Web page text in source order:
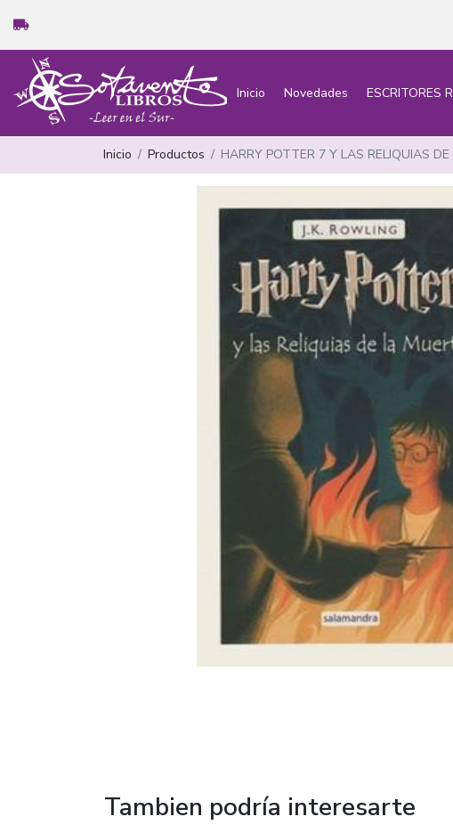
Inicio Novedades ESCRITORES
Inicio Productos HARRY POTTER 7 Y LAS RELIQUIAS
Tambien podría interesarte